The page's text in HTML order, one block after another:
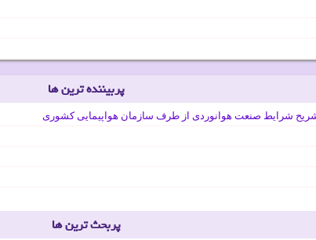
پربیننده ترین ها
شرایط صنعت هوانوردی از طرف سازمان هواپیمایی کشوری
پربحث ترین ها